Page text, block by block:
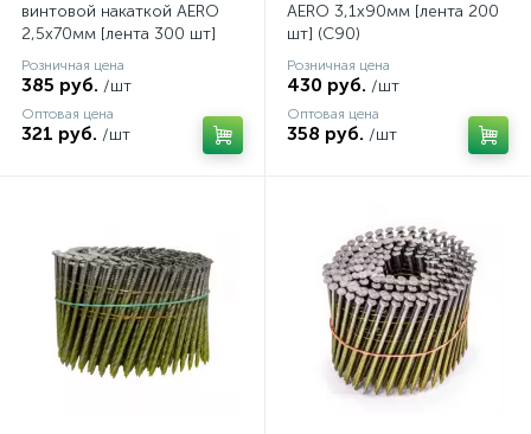
винтовой накаткой AERO
2,5х70мм [лента 300 шт]
(C90)
Розничная цена
385 руб. /шт
Оптовая цена
321 руб. /шт
AERO 3,1х90мм [лента 200
шт] (C90)
Розничная цена
430 руб. /шт
Оптовая цена
358 руб. /шт